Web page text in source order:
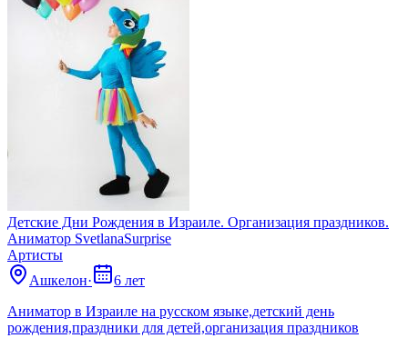
Детские Дни Рождения в Израиле. Организация праздников.
Аниматор SvetlanaSurprise
Артисты
Ашкелон·
6 лет
Аниматор в Израиле на русском языке,детский день
рождения,праздники для детей,организация праздников